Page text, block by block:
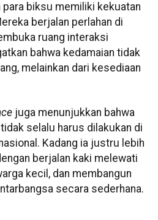
para biksu memiliki kekuatan
berjalan perlahan di
ruang interaksi
bahwa kedamaian tidak
melainkan dari kesediaan
juga menunjukkan bahwa
selalu harus dilakukan di
Kadang ia justru lebih
berjalan kaki melewati
kecil, dan membangun
secara sederhana.